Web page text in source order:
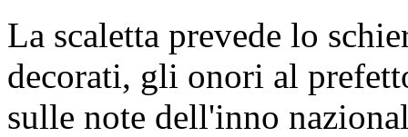
La scaletta prevede lo
decorati, gli onori al
sulle note dell'inno